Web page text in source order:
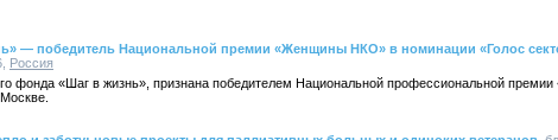
— победитель Национальной премии «Женщины НКО» в номинации «Голос
Россия
фонда «Шаг в жизнь», признана победителем Национальной профессиональной